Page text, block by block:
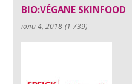
BIO:VÉGANE SKINFOOD
юли 4, 2018 (1 739)